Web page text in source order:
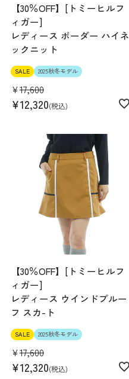
【30％OFF】[トミーヒルフ
ィガー]
レディース ボーダー ハイネ
ックニット
SALE 2025秋冬モデル
¥17,600
¥12,320 税込
【30％OFF】[トミーヒルフ
ィガー]
レディース ウインドプルー
フ スカ-ト
SALE 2025秋冬モデル
¥17,600
¥12,320 税込